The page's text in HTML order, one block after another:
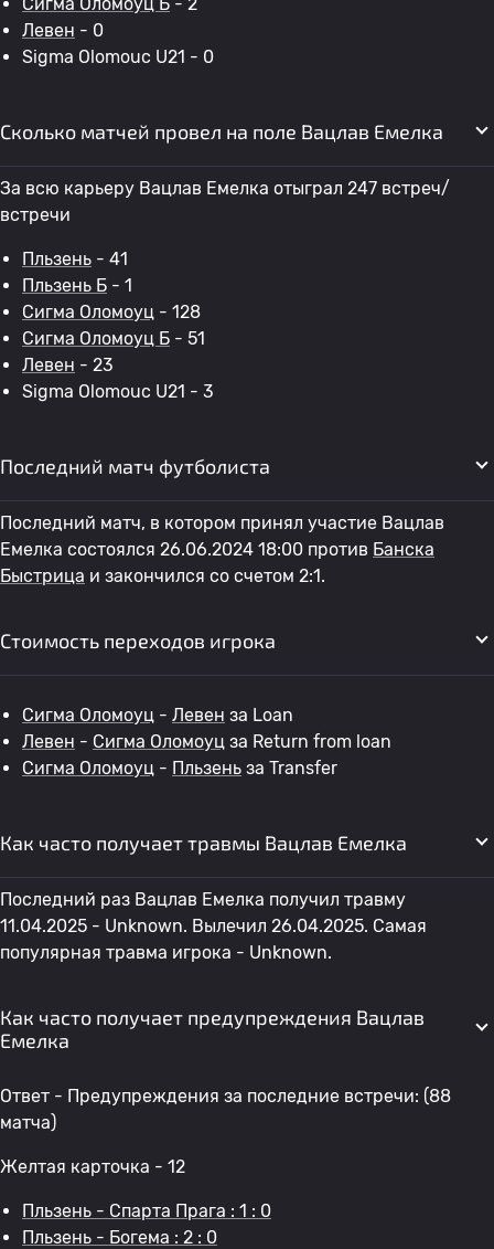
Левен - 0
Sigma Olomouc U21 - 0
Сколько матчей провел на поле Вацлав Емелка
За всю карьеру Вацлав Емелка отыграл 247 встреч/
встречи
Пльзень - 41
Пльзень Б - 1
Сигма Оломоуц - 128
Сигма Оломоуц Б - 51
Левен - 23
Sigma Olomouc U21 - 3
Последний матч футболиста
Последний матч, в котором принял участие Вацлав
Емелка состоялся 26.06.2024 18:00 против Банска
Быстрица и закончился со счетом 2:1.
Стоимость переходов игрока
Сигма Оломоуц - Левен за Loan
Левен - Сигма Оломоуц за Return from loan
Сигма Оломоуц - Пльзень за Transfer
Как часто получает травмы Вацлав Емелка
Последний раз Вацлав Емелка получил травму
11.04.2025 - Unknown. Вылечил 26.04.2025. Самая
популярная травма игрока - Unknown.
Как часто получает предупреждения Вацлав
Емелка
Ответ - Предупреждения за последние встречи: (88
матча)
Желтая карточка - 12
Пльзень - Спарта Прага : 1 : 0
Пльзень - Богема : 2 : 0